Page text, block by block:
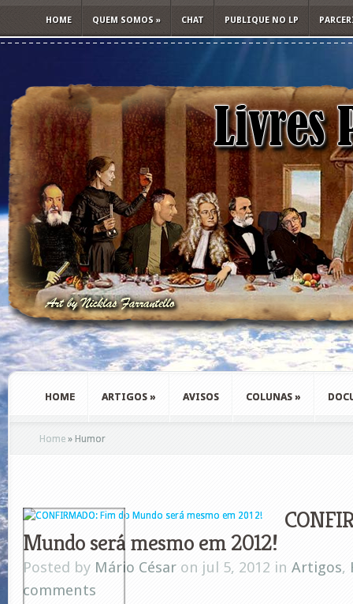
HOME QUEM SOMOS » CHAT PUBLIQUE NO LP
HOME ARTIGOS » AVISOS COLUNAS »
Home » Humor
Mundo será mesmo em 2012!
Posted by Mário César on jul 5, 2012 in Artigos,
comments